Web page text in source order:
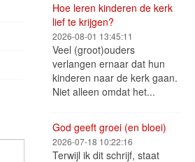
Hoe leren kinderen de kerk
lief te krijgen?
2026-08-01 13:45:11
Veel (groot)ouders
verlangen ernaar dat hun
kinderen naar de kerk gaan.
Niet alleen omdat het...
God geeft groei (en bloei)
2026-07-18 10:22:16
Terwijl ik dit schrijf, staat